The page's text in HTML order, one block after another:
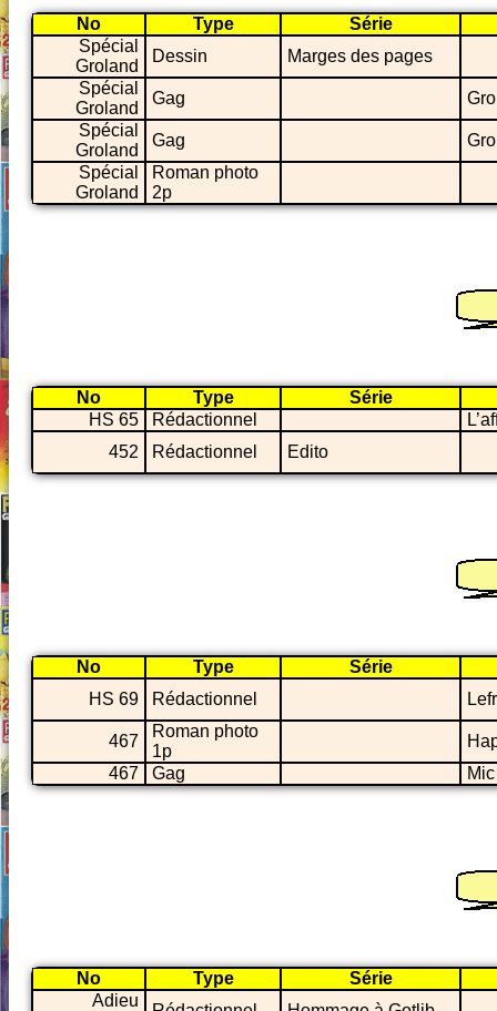
No Type
Série
Spécial
Groland
Dessin
Marges des pages
Spécial
Groland
Gag
Spécial
Groland
Gag
Spécial
Groland
Roman photo
2p
No Type
Série
HS 65
Rédactionnel
452
Rédactionnel Edito
No Type
Série
HS 69
Rédactionnel
467
Roman photo
1p
467
Gag
No Type
Série
Adieu